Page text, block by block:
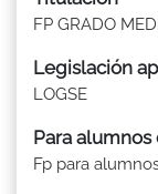
FP GRADO
Legislación
LOGSE
Para alumnos
Fp para